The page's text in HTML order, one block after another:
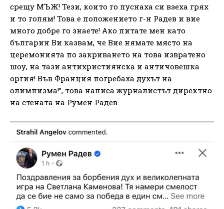
срещу МЪЖ! Тези, които го пуснаха си взеха грях
и то голям! Това е положението г-н Радев и вие
много добре го знаете! Ако питате мен като
българин Ви казвам, че Вие нямате място на
церемонията по закриването на това извратено
шоу, на тази антихристиянска и античовешка
оргия! Във Франция погребаха духът на
олимпизма!”, това написа журналистът директно
на стената на Румен Радев.